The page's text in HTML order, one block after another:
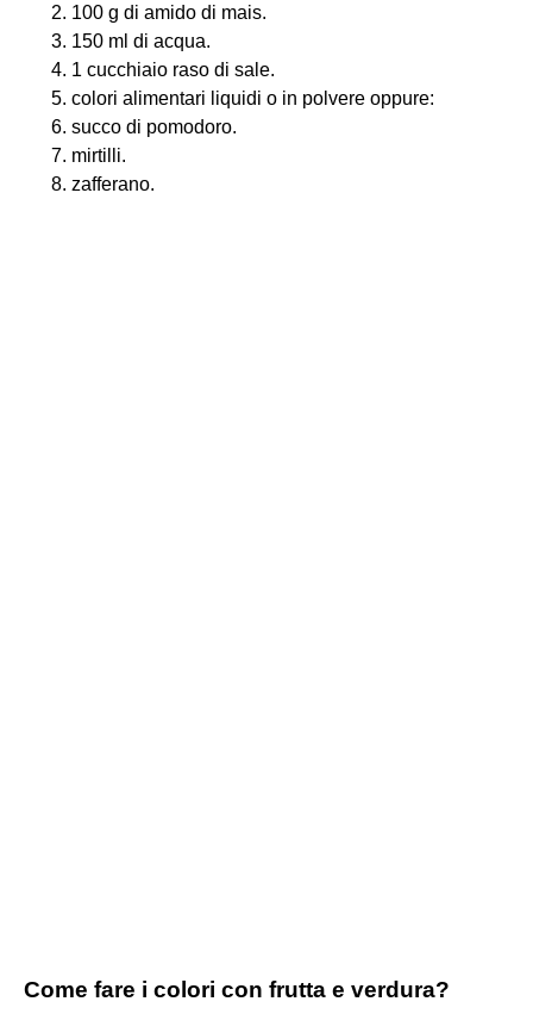
100 g di amido di mais.
150 ml di acqua.
1 cucchiaio raso di sale.
colori alimentari liquidi o in polvere oppure:
succo di pomodoro.
mirtilli.
zafferano.
Come fare i colori con frutta e verdura?